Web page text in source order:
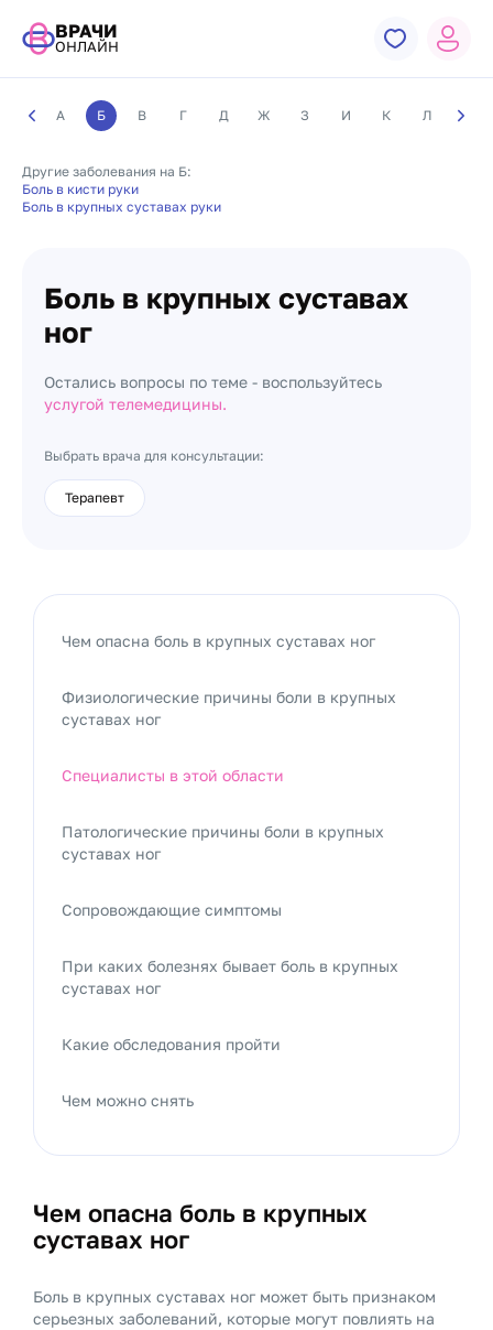
ВРАЧИ
ОНЛАЙН
А Б В Г Д Ж З И К Л М
Другие заболевания на Б:
Боль в кисти руки
Боль в крупных суставах руки
Боль в крупных суставах
ног
Остались вопросы по теме - воспользуйтесь
услугой телемедицины.
Выбрать врача для консультации:
Терапевт
Чем опасна боль в крупных
суставах ног
Боль в крупных суставах ног может быть признаком
серьезных заболеваний, которые могут повлиять на
Чем опасна боль в крупных суставах ног
Физиологические причины боли в крупных
суставах ног
Специалисты в этой области
Патологические причины боли в крупных
суставах ног
Сопровождающие симптомы
При каких болезнях бывает боль в крупных
суставах ног
Какие обследования пройти
Чем можно снять